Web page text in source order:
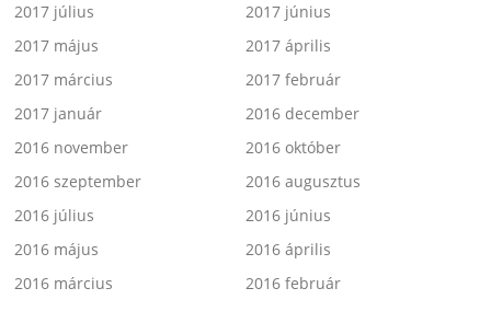
2017 július
2017 június
2017 május
2017 április
2017 március
2017 február
2017 január
2016 december
2016 november
2016 október
2016 szeptember
2016 augusztus
2016 július
2016 június
2016 május
2016 április
2016 március
2016 február